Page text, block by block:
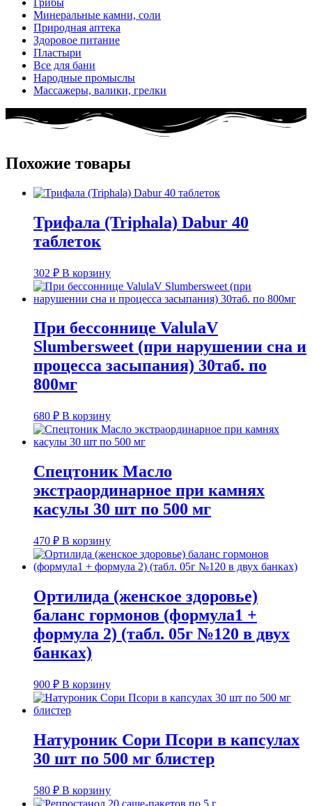
Минеральные камни, соли
Природная аптека
Здоровое питание
Пластыри
Все для бани
Народные промыслы
Массажеры, валики, грелки​
Похожие товары
Трифала (Triphala) Dabur 40
таблеток
302 ₽ В корзину
При бессоннице ValulaV
Slumbersweet (при нарушении сна и
процесса засыпания) 30таб. по
800мг
680 ₽ В корзину
Спецтоник Масло
экстраординарное при камнях
касулы 30 шт по 500 мг
470 ₽ В корзину
Ортилида (женское здоровье)
баланс гормонов (формула1 +
формула 2) (табл. 05г №120 в двух
банках)
900 ₽ В корзину
Натуроник Сори Псори в капсулах
30 шт по 500 мг блистер
580 ₽ В корзину